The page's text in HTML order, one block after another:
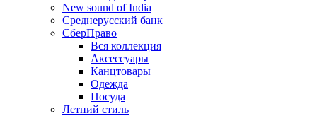
New sound of India
Среднерусский банк
СберПраво
Вся коллекция
Аксессуары
Канцтовары
Одежда
Посуда
Летний стиль